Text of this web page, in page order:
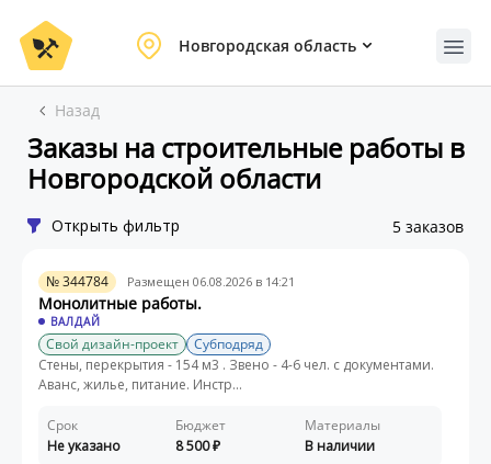
Новгородская область
Назад
Заказы на строительные работы в
Новгородской области
Открыть фильтр 5 заказов
№ 344784 Размещен 06.08.2026 в 14:21
Монолитные работы.
ВАЛДАЙ
Свой дизайн-проект
Субподряд
Стены, перекрытия - 154 м3 . Звено - 4-6 чел. с документами.
Аванс, жилье, питание. Инстр...
Срок
Не указано
Бюджет
8 500
Материалы
В наличии